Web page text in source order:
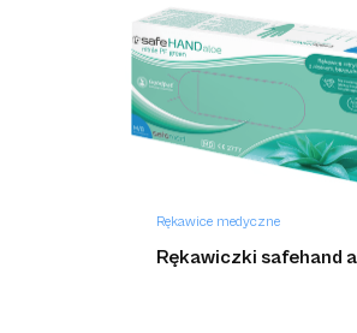
Rękawice medyczne
Rękawiczki safehand